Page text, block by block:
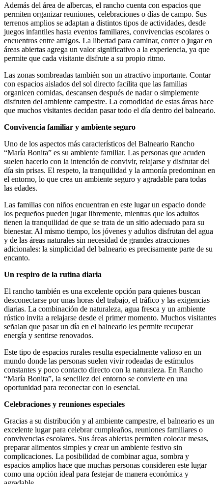
Además del área de albercas, el rancho cuenta con espacios que
permiten organizar reuniones, celebraciones o días de campo. Sus
terrenos amplios se adaptan a distintos tipos de actividades, desde
juegos infantiles hasta eventos familiares, convivencias escolares o
encuentros entre amigos. La libertad para caminar, correr o jugar en
áreas abiertas agrega un valor significativo a la experiencia, ya que
permite que cada visitante disfrute a su propio ritmo.
Las zonas sombreadas también son un atractivo importante. Contar
con espacios aislados del sol directo facilita que las familias
organicen comidas, descansen después de nadar o simplemente
disfruten del ambiente campestre. La comodidad de estas áreas hace
que muchos visitantes decidan pasar todo el día dentro del balneario.
Convivencia familiar y ambiente seguro
Uno de los aspectos más característicos del Balneario Rancho
“María Bonita” es su ambiente familiar. Las personas que acuden
suelen hacerlo con la intención de convivir, relajarse y disfrutar del
día sin prisas. El respeto, la tranquilidad y la armonía predominan en
el entorno, lo que crea un ambiente seguro y agradable para todas
las edades.
Las familias con niños encuentran en este lugar un espacio donde
los pequeños pueden jugar libremente, mientras que los adultos
tienen la tranquilidad de que se trata de un sitio adecuado para su
bienestar. Al mismo tiempo, los jóvenes y adultos disfrutan del agua
y de las áreas naturales sin necesidad de grandes atracciones
adicionales: la simplicidad del balneario es precisamente parte de su
encanto.
Un respiro de la rutina diaria
El rancho también es una excelente opción para quienes buscan
desconectarse por unas horas del trabajo, el tráfico y las exigencias
diarias. La combinación de naturaleza, agua fresca y un ambiente
rústico invita a relajarse desde el primer momento. Muchos visitantes
señalan que pasar un día en el balneario les permite recuperar
energía y sentirse renovados.
Este tipo de espacios rurales resulta especialmente valioso en un
mundo donde las personas suelen vivir rodeadas de estímulos
constantes y poco contacto directo con la naturaleza. En Rancho
“María Bonita”, la sencillez del entorno se convierte en una
oportunidad para reconectar con lo esencial.
Celebraciones y reuniones especiales
Gracias a su distribución y al ambiente campestre, el balneario es un
excelente lugar para celebrar cumpleaños, reuniones familiares o
convivencias escolares. Sus áreas abiertas permiten colocar mesas,
preparar alimentos simples y crear un ambiente festivo sin
complicaciones. La posibilidad de combinar agua, sombra y
espacios amplios hace que muchas personas consideren este lugar
como una opción ideal para festejar de manera económica y